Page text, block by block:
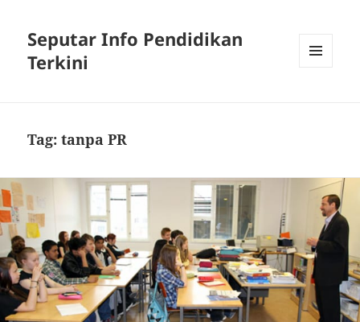
Seputar Info Pendidikan
Terkini
Tag:tanpa PR